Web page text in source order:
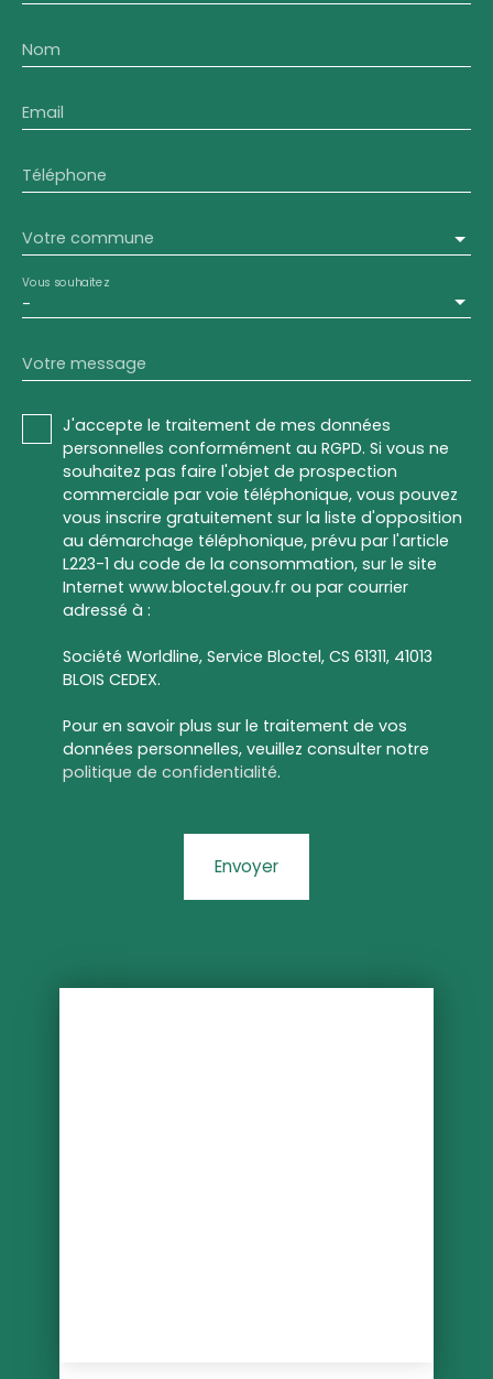
Nom
Email
Téléphone
Votre commune
-
Vous souhaitez
Votre message
J'accepte le traitement de mes données
personnelles conformément au RGPD. Si vous ne
souhaitez pas faire l'objet de prospection
commerciale par voie téléphonique, vous pouvez
vous inscrire gratuitement sur la liste d'opposition
au démarchage téléphonique, prévu par l'article
L223-1 du code de la consommation, sur le site
Internet www.bloctel.gouv.fr ou par courrier
adressé à :
Société Worldline, Service Bloctel, CS 61311, 41013
BLOIS CEDEX.
Pour en savoir plus sur le traitement de vos
données personnelles, veuillez consulter notre
politique de confidentialité.
Envoyer